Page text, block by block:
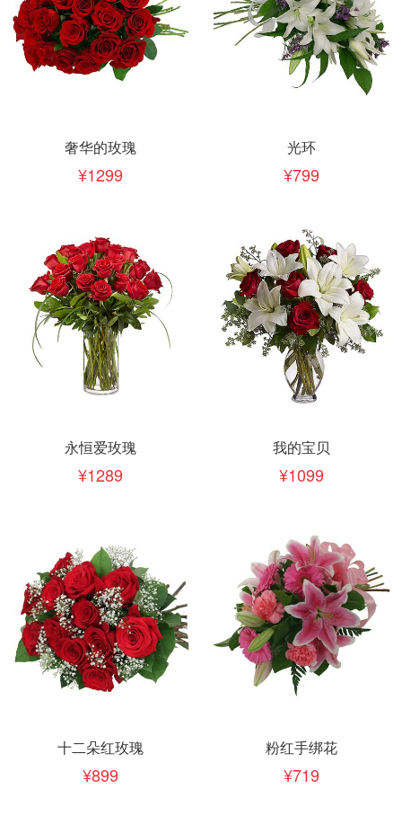
奢华的玫瑰
1299
光环
799
永恒爱玫瑰
1289
我的宝贝
1099
十二朵红玫瑰
899
粉红手绑花
719